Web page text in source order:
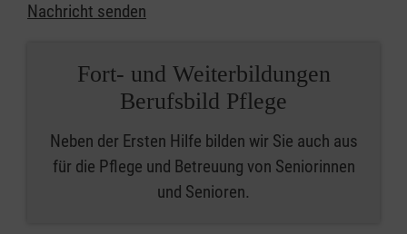
Nachricht senden
Fort- und Weiterbildungen
Berufsbild Pflege
Neben der Ersten Hilfe bilden wir Sie auch aus
für die Pflege und Betreuung von Seniorinnen
und Senioren.